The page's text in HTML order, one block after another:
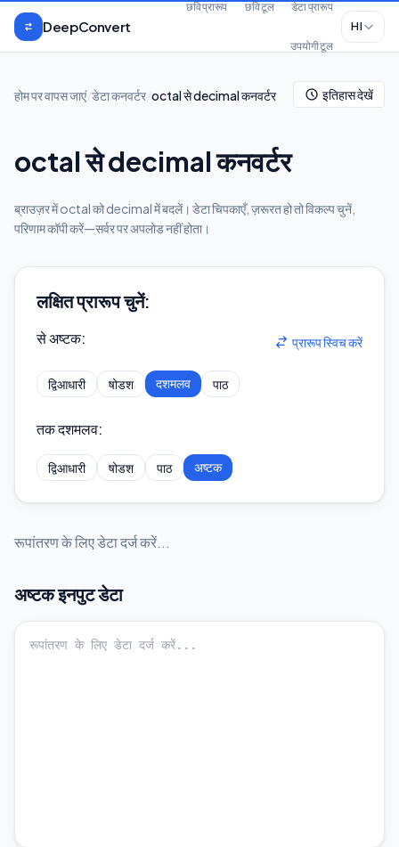
मुख्य सामग्री पर जाएँ
DeepConvert
छवि प्रारूप छवि टूल डेटा प्रारूप
उपयोगी टूल
HI
होम पर वापस जाएं/ डेटा कनवर्टर octal से decimal कनवर्टर इतिहास देखें
octal से decimal कनवर्टर
ब्राउज़र में octal को decimal में बदलें। डेटा चिपकाएँ, ज़रूरत हो तो विकल्प चुनें,
परिणाम कॉपी करें—सर्वर पर अपलोड नहीं होता।
लक्षित प्रारूप चुनें:
से अष्टक: प्रारूप स्विच करें
द्विआधारी षोडश दशमलव पाठ
तक दशमलव:
द्विआधारी षोडश पाठ अष्टक
रूपांतरण के लिए डेटा दर्ज करें...
अष्टकइनपुट डेटा